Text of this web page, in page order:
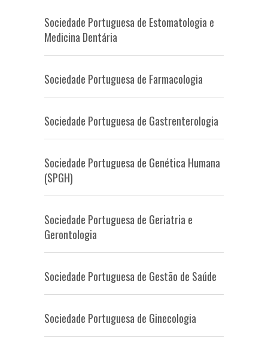
Sociedade Portuguesa de Estomatologia e
Medicina Dentária
Sociedade Portuguesa de Farmacologia
Sociedade Portuguesa de Gastrenterologia
Sociedade Portuguesa de Genética Humana
(SPGH)
Sociedade Portuguesa de Geriatria e
Gerontologia
Sociedade Portuguesa de Gestão de Saúde
Sociedade Portuguesa de Ginecologia